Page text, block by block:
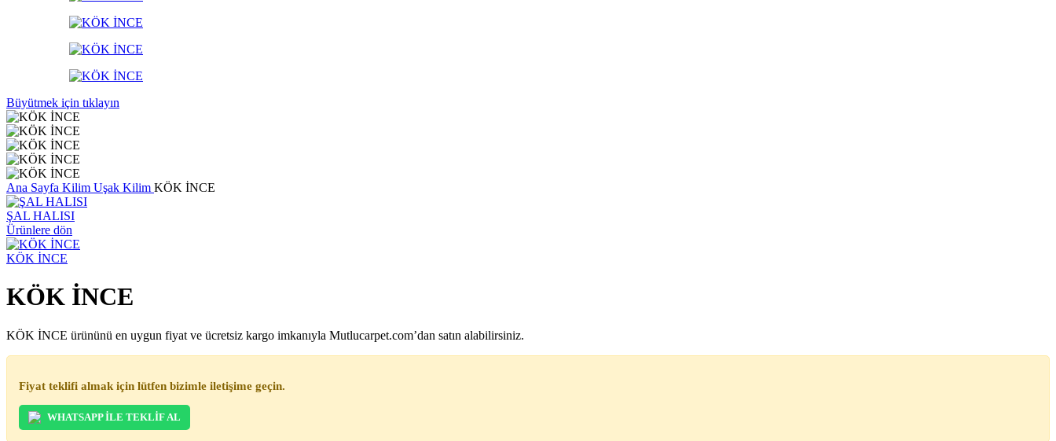
Büyütmek için tıklayın
Ana Sayfa Kilim Uşak Kilim KÖK İNCE
ŞAL HALISI
Ürünlere dön
KÖK İNCE
KÖK İNCE
KÖK İNCE ürününü en uygun fiyat ve ücretsiz kargo imkanıyla Mutlucarpet.com’dan satın alabilirsiniz.
Fiyat teklifi almak için lütfen bizimle iletişime geçin.
WHATSAPP İLE TEKLİF AL